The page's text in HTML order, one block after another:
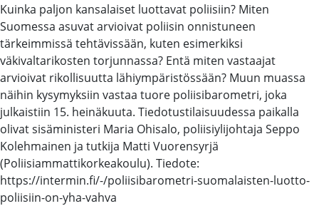
Kuinka paljon kansalaiset luottavat poliisiin? Miten
Suomessa asuvat arvioivat poliisin onnistuneen
tärkeimmissä tehtävissään, kuten esimerkiksi
väkivaltarikosten torjunnassa? Entä miten vastaajat
arvioivat rikollisuutta lähiympäristössään? Muun muassa
näihin kysymyksiin vastaa tuore poliisibarometri, joka
julkaistiin 15. heinäkuuta. Tiedotustilaisuudessa paikalla
olivat sisäministeri Maria Ohisalo, poliisiylijohtaja Seppo
Kolehmainen ja tutkija Matti Vuorensyrjä
(Poliisiammattikorkeakoulu). Tiedote:
https://intermin.fi/-/poliisibarometri-suomalaisten-luotto-
poliisiin-on-yha-vahva